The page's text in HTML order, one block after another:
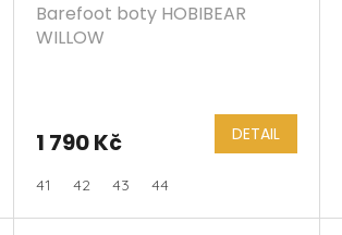
Barefoot boty HOBIBEAR
WILLOW
1 790 Kč DETAIL
41 42 43 44